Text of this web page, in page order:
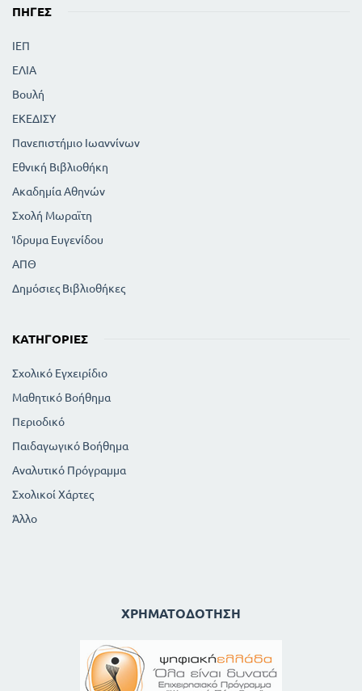
ΠΗΓΈΣ
ΙΕΠ
ΕΛΙΑ
Βουλή
ΕΚΕΔΙΣΥ
Πανεπιστήμιο Ιωαννίνων
Εθνική Βιβλιοθήκη
Ακαδημία Αθηνών
Σχολή Μωραϊτη
Ίδρυμα Ευγενίδου
ΑΠΘ
Δημόσιες Βιβλιοθήκες
ΚΑΤΗΓΟΡΊΕΣ
Σχολικό Εγχειρίδιο
Μαθητικό Βοήθημα
Περιοδικό
Παιδαγωγικό Βοήθημα
Αναλυτικό Πρόγραμμα
Σχολικοί Χάρτες
Άλλο
ΧΡΗΜΑΤΟΔΌΤΗΣΗ